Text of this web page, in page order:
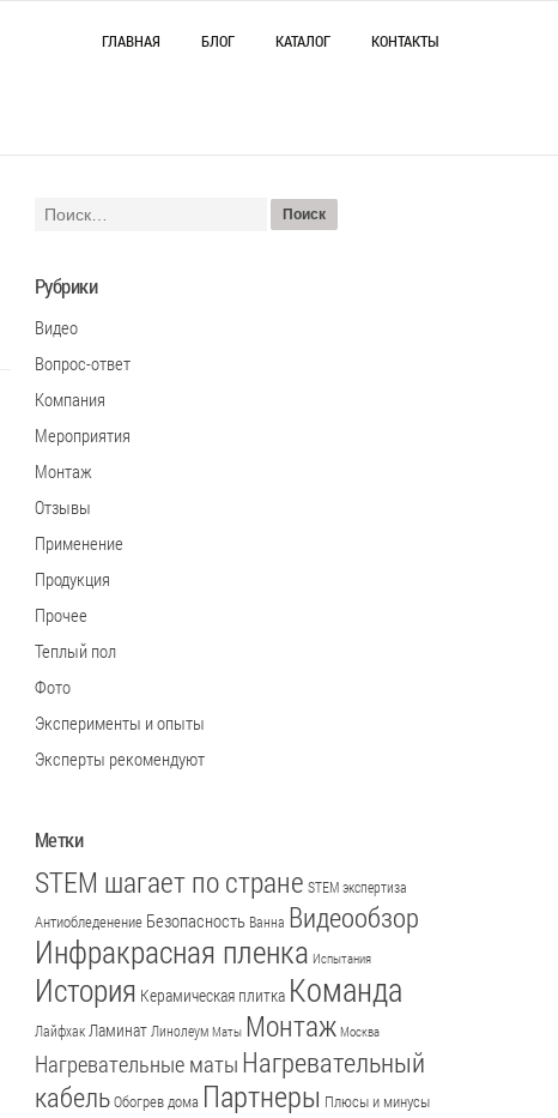
ГЛАВНАЯ БЛОГ КАТАЛОГ КОНТАКТЫ
Рубрики
Видео
Вопрос-ответ
Компания
Мероприятия
Монтаж
Отзывы
Применение
Продукция
Прочее
Теплый пол
Фото
Эксперименты и опыты
Эксперты рекомендуют
Метки
STEM шагает по стране STEM экспертиза
Антиобледенение Безопасность Ванна Видеообзор
Инфракрасная пленка Испытания
История Керамическая плитка Команда
ЛайфхакЛаминат Линолеум Маты Монтаж Москва
Нагревательные маты Нагревательный
кабельОбогрев дома Партнеры Плюсы и минусы